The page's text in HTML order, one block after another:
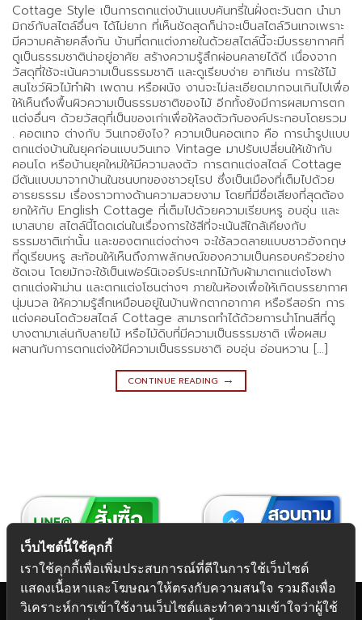
Cottage Style เป็นการตกแต่งบ้านแบบคันทรี่ในฝั่งตะวันตก นำมา
มิกซ์กับสไตล์อื่นๆ ได้ไม่ยาก ที่เห็นชัดสุดก็น่าจะเป็นสไตล์วินเทจเพราะ
มีความคล้ายคลึงกัน บ้านที่ตกแต่งภายในด้วยสไตล์นี้จะมีบรรยากาศที่
ดูเป็นธรรมชาติน่าอยู่อาศัย สร้างความรู้สึกผ่อนคลายได้ดี เนื่องจาก
วัสดุที่ใช้จะเน้นความเป็นธรรมชาติ และดูเรียบง่าย อาทิเช่น การใช้ไม้
สนโชว์ผิวไม้ทำฝ้า เพดาน หรือผนัง งานจะไม่ละเอียดมากจนเกินไปเพื่อ
ให้เห็นถึงพื้นผิวความเป็นธรรมชาติของไม้ อีกทั้งยังมีการผสมการตก
แต่งอื่นๆ ด้วยวัสดุที่เป็นของเก่าเพื่อให้ลงตัวกับองค์ประกอบโดยรวม
. คอตเทจ ต่างกับ วินเทจยังไง? ความเป็นคอตเทจ คือ การนำรูปแบบ
ตกแต่งบ้านในยุคก่อนแบบวินเทจ Vintage มาปรับเปลี่ยนให้เข้ากับ
คอนโด หรือบ้านยุคใหม่ให้มีความลงตัว การตกแต่งสไตล์ Cottage
มีต้นแบบมาจากบ้านในชนบทของชาวยุโรป ซึ่งเป็นเมืองที่เต็มไปด้วย
อารยธรรม เรื่องราวทางด้านความสวยงาม โดยที่มีชื่อเสียงที่สุดต้อง
ยกให้กับ English Cottage ที่เต็มไปด้วยความเรียบหรู อบอุ่น และ
เบาสบาย สไตล์นี้โดดเด่นในเรื่องการใช้สีที่จะเน้นสีใกล้เคียงกับ
ธรรมชาติเท่านั้น และของตกแต่งต่างๆ จะใช้ลวดลายแบบชาวอังกฤษ
ที่ดูเรียบหรู สะท้อนให้เห็นถึงภาพลักษณ์ของความเป็นครอบครัวอย่าง
ชัดเจน โดยมักจะใช้เป็นเฟอร์นิเจอร์ประเภทไม้กับผ้ามาตกแต่งโซฟา
ตกแต่งผ้าม่าน และตกแต่งโซนต่างๆ ภายในห้องเพื่อให้เกิดบรรยากาศ
นุ่มนวล ให้ความรู้สึกเหมือนอยู่ในบ้านพักตากอากาศ หรือรีสอร์ท การ
แต่งคอนโดด้วยสไตล์ Cottage สามารถทำได้ด้วยการนำโทนสีที่ดู
บางตามาเล่นกับลายไม้ หรือไม้ดิบที่มีความเป็นธรรมชาติ เพื่อผสม
ผสานกับการตกแต่งให้มีความเป็นธรรมชาติ อบอุ่น อ่อนหวาน […]
CONTINUE READING →
เว็บไซต์นี้ใช้คุกกี้
เราใช้คุกกี้เพื่อเพิ่มประสบการณ์ที่ดีในการใช้เว็บไซต์
แสดงเนื้อหาและโฆษณาให้ตรงกับความสนใจ รวมถึงเพื่อ
วิเคราะห์การเข้าใช้งานเว็บไซต์และทำความเข้าใจว่าผู้ใช้